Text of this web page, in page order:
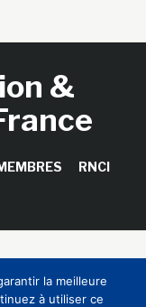
&
RNCI
la meilleure
à utiliser ce